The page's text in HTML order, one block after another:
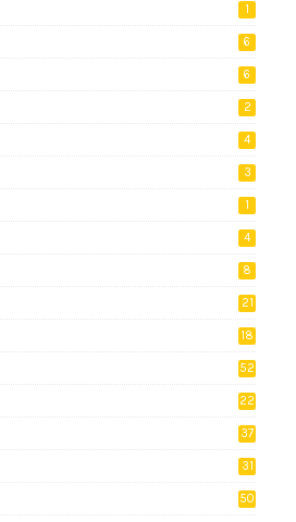
1
6
6
2
4
3
1
4
8
21
18
52
22
37
31
50